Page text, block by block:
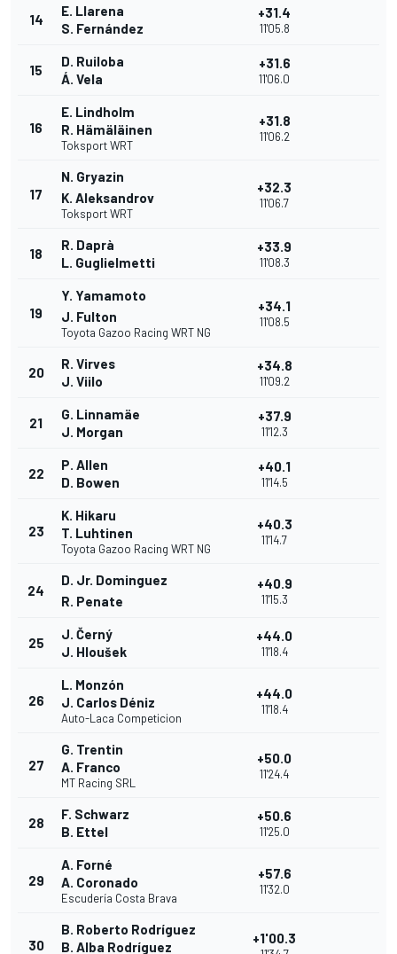
14
E. Llarena
S. Fernández
+31.4
11'05.8
15
D. Ruiloba
Á. Vela
+31.6
11'06.0
16
E. Lindholm
R. Hämäläinen
Toksport WRT
+31.8
11'06.2
17
N. Gryazin
K. Aleksandrov
Toksport WRT
+32.3
11'06.7
18
R. Daprà
L. Guglielmetti
+33.9
11'08.3
19
Y. Yamamoto
J. Fulton
Toyota Gazoo Racing WRT NG
+34.1
11'08.5
20
R. Virves
J. Viilo
+34.8
11'09.2
21
G. Linnamäe
J. Morgan
+37.9
11'12.3
22
P. Allen
D. Bowen
+40.1
11'14.5
23
K. Hikaru
T. Luhtinen
Toyota Gazoo Racing WRT NG
+40.3
11'14.7
24
D. Jr. Dominguez
R. Penate
+40.9
11'15.3
25
J. Černý
J. Hloušek
+44.0
11'18.4
26
L. Monzón
J. Carlos Déniz
Auto-Laca Competicion
+44.0
11'18.4
27
G. Trentin
A. Franco
MT Racing SRL
+50.0
11'24.4
28
F. Schwarz
B. Ettel
+50.6
11'25.0
29
A. Forné
A. Coronado
Escudería Costa Brava
+57.6
11'32.0
30
B. Roberto Rodríguez
B. Alba Rodríguez
+1'00.3